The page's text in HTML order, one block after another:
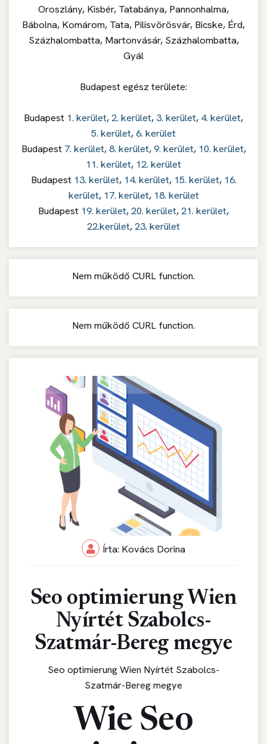
Oroszlány, Kisbér, Tatabánya, Pannonhalma,
Bábolna, Komárom, Tata, Pilisvörösvár, Bicske, Érd,
Százhalombatta, Martonvásár, Százhalombatta,
Gyál
Budapest egész területe:
Budapest 1. kerület,2. kerület,3. kerület, 4. kerület,
5. kerület,6. kerület
Budapest 7. kerület,8. kerület,9. kerület, 10. kerület,
11. kerület, 12. kerület
Budapest 13. kerület, 14. kerület, 15. kerület, 16.
kerület, 17. kerület, 18. kerület
Budapest 19. kerület,20. kerület,21. kerület,
22.kerület,23. kerület
Nem működő CURL function.
Nem működő CURL function.
Írta: Kovács Dorina
Seo optimierung Wien
Nyírtét Szabolcs-
Szatmár-Bereg megye
Seo optimierung Wien Nyírtét Szabolcs-
Szatmár-Bereg megye
Wie Seo